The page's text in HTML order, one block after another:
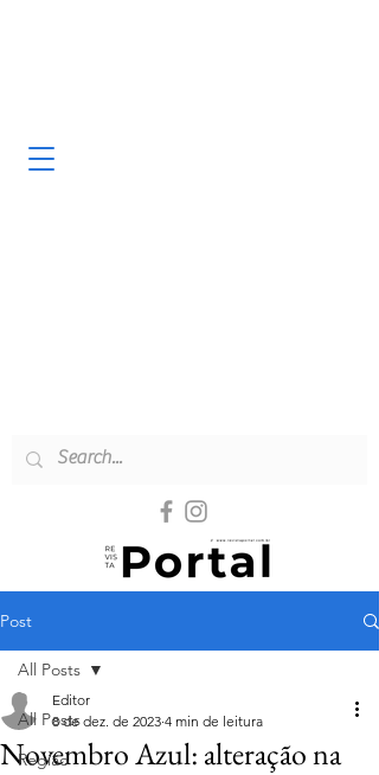
Post
All Posts
Região
All Posts
Novembro Azul: alteração na
Editor
8 de dez. de 2023 4 min de leitura